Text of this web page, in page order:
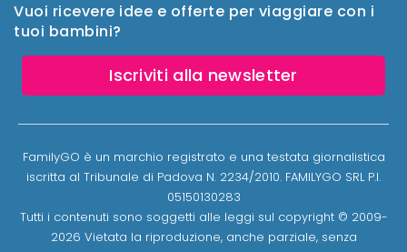
Vuoi ricevere idee e offerte per viaggiare con i
tuoi bambini?
Iscriviti alla newsletter
FamilyGO è un marchio registrato e una testata giornalistica
iscritta al Tribunale di Padova N. 2234/2010. FAMILYGO SRL P.I.
05150130283
Tutti i contenuti sono soggetti alle leggi sul copyright © 2009-
2026 Vietata la riproduzione, anche parziale, senza